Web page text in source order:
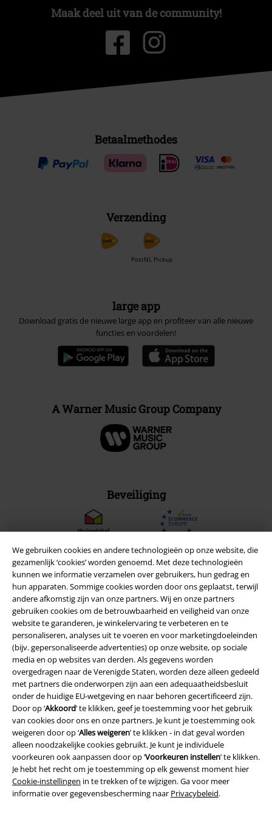
We gebruiken cookies en andere technologieën op onze website, die
gezamenlijk ‘cookies’ worden genoemd. Met deze technologieën
kunnen we informatie verzamelen over gebruikers, hun gedrag en
hun apparaten. Sommige cookies worden door ons geplaatst, terwijl
andere afkomstig zijn van onze partners. Wij en onze partners
gebruiken cookies om de betrouwbaarheid en veiligheid van onze
website te garanderen, je winkelervaring te verbeteren en te
personaliseren, analyses uit te voeren en voor marketingdoeleinden
(bijv. gepersonaliseerde advertenties) op onze website, op sociale
media en op websites van derden. Als gegevens worden
overgedragen naar de Verenigde Staten, worden deze alleen gedeeld
met partners die onderworpen zijn aan een adequaatheidsbesluit
onder de huidige EU-wetgeving en naar behoren gecertificeerd zijn.
Door op ‘Akkoord’ te klikken, geef je toestemming voor het gebruik
van cookies door ons en onze partners. Je kunt je toestemming ook
weigeren door op ‘Alles weigeren’ te klikken - in dat geval worden
alleen noodzakelijke cookies gebruikt. Je kunt je individuele
voorkeuren ook aanpassen door op ‘Voorkeuren instellen’ te klikken.
Je hebt het recht om je toestemming op elk gewenst moment hier
Cookie-instellingen in te trekken of te wijzigen. Ga voor meer
informatie over gegevensbescherming naar Privacybeleid.
Maak deel uit van de community!
Betaalmethodes
Verzending
PostNL Pickup
large app
Download gratis de nieuwe large app en profiteer van alle nieuwe
functies en voordelen!
A Warner Music Group Company
Beveiliging
Legal
Algemene Voorwaarden
Bedrijfsgegevens
Privacyverklaring
Verklaring van conformiteit